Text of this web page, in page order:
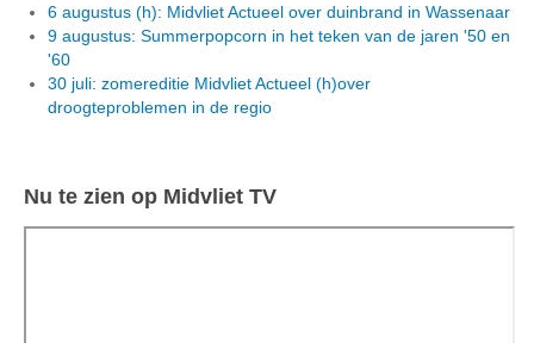
6 augustus (h): Midvliet Actueel over duinbrand in Wassenaar
9 augustus: Summerpopcorn in het teken van de jaren '50 en
'60
30 juli: zomereditie Midvliet Actueel (h)over
droogteproblemen in de regio
Nu te zien op Midvliet TV